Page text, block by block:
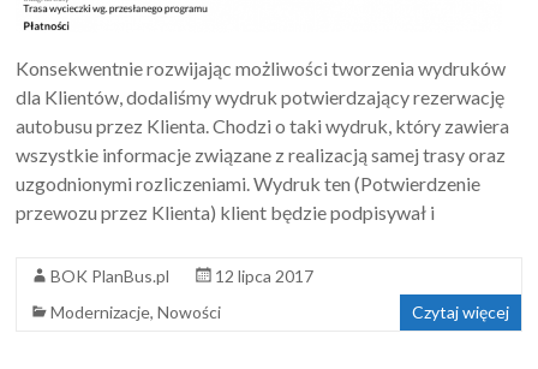
Konsekwentnie rozwijając możliwości tworzenia wydruków
dla Klientów, dodaliśmy wydruk potwierdzający rezerwację
autobusu przez Klienta. Chodzi o taki wydruk, który zawiera
wszystkie informacje związane z realizacją samej trasy oraz
uzgodnionymi rozliczeniami. Wydruk ten (Potwierdzenie
przewozu przez Klienta) klient będzie podpisywał i
BOK PlanBus.pl
12 lipca 2017
Modernizacje,Nowości Czytaj więcej